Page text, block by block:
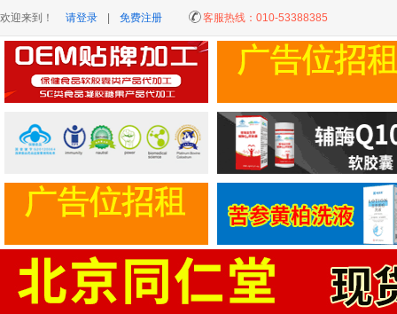
欢迎来到！ 请登录 免费注册 客服热线： 010-53388385